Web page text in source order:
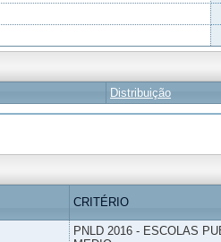
Distribuição
CRITÉRIO
PNLD 2016 - ESCOLAS